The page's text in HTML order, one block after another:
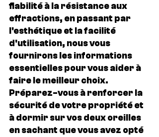
fiabilité à la résistance aux
effractions, en passant par
l'esthétique et la facilité
d'utilisation, nous vous
fournirons les informations
essentielles pour vous aider à
faire le meilleur choix.
Préparez-vous à renforcer la
sécurité de votre propriété et
à dormir sur vos deux oreilles
en sachant que vous avez opté